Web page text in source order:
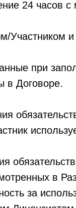
24 часов
и
при
в Договоре.
в
за